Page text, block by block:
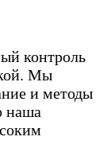
контроль
Мы
и методы
наша